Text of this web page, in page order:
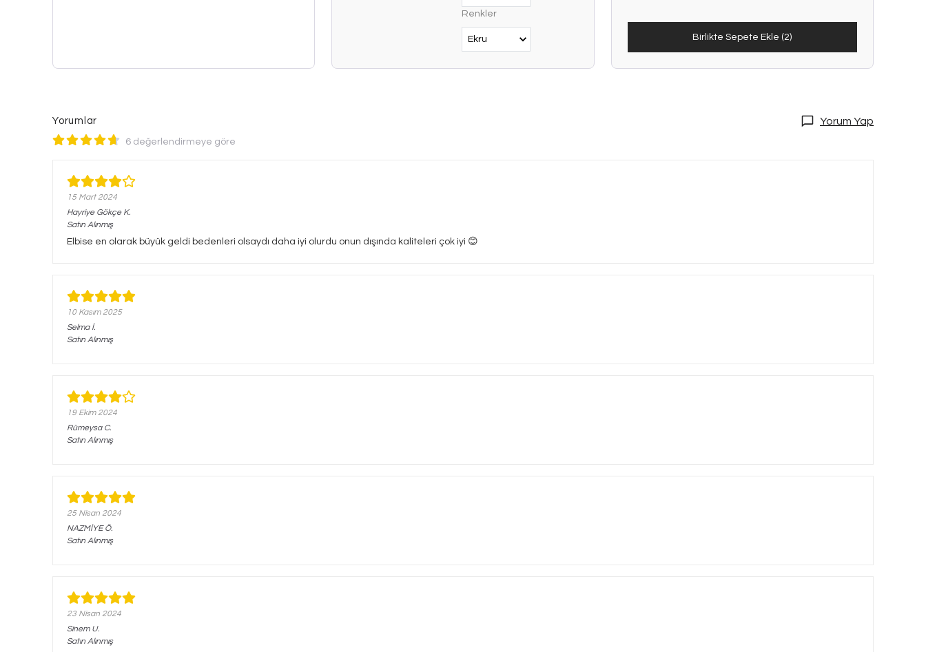
Renkler
Birlikte Sepete Ekle (2)
Yorumlar Yorum Yap
6 değerlendirmeye göre
15 Mart 2024
Hayriye Gökçe K.
Satın Alınmış
Elbise en olarak büyük geldi bedenleri olsaydı daha iyi olurdu onun dışında kaliteleri çok iyi 😊
10 Kasım 2025
Selma İ.
Satın Alınmış
19 Ekim 2024
Rümeysa C.
Satın Alınmış
25 Nisan 2024
NAZMİYE Ö.
Satın Alınmış
23 Nisan 2024
Sinem U.
Satın Alınmış